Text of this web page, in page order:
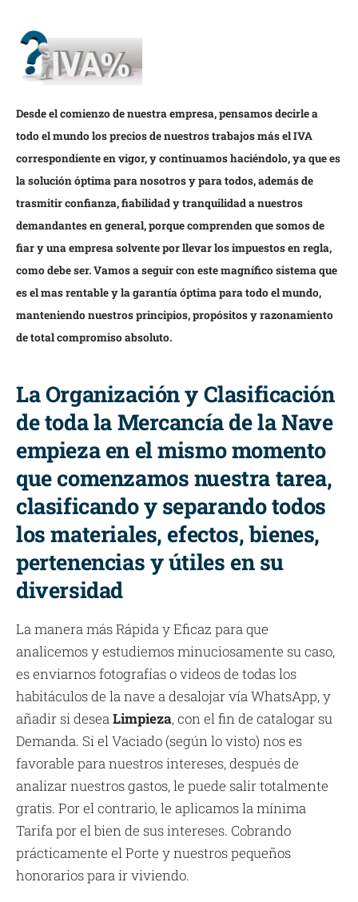
Desde el comienzo de nuestra empresa, pensamos decirle a
todo el mundo los precios de nuestros trabajos más el IVA
correspondiente en vigor, y continuamos haciéndolo, ya que es
la solución óptima para nosotros y para todos, además de
trasmitir confianza, fiabilidad y tranquilidad a nuestros
demandantes en general, porque comprenden que somos de
fiar y una empresa solvente por llevar los impuestos en regla,
como debe ser. Vamos a seguir con este magnífico sistema que
es el mas rentable y la garantía óptima para todo el mundo,
manteniendo nuestros principios, propósitos y razonamiento
de total compromiso absoluto.
La Organización y Clasificación
de toda la Mercancía de la Nave
empieza en el mismo momento
que comenzamos nuestra tarea,
clasificando y separando todos
los materiales, efectos, bienes,
pertenencias y útiles en su
diversidad
La manera más Rápida y Eficaz para que
analicemos y estudiemos minuciosamente su caso,
es enviarnos fotografías o videos de todas los
habitáculos de la nave a desalojar vía WhatsApp, y
añadir si deseaLimpieza, con el fin de catalogar su
Demanda. Si el Vaciado (según lo visto) nos es
favorable para nuestros intereses, después de
analizar nuestros gastos, le puede salir totalmente
gratis. Por el contrario, le aplicamos la mínima
Tarifa por el bien de sus intereses. Cobrando
prácticamente el Porte y nuestros pequeños
honorarios para ir viviendo.